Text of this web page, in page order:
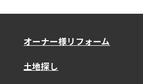
オーナー様リフォーム
土地探し